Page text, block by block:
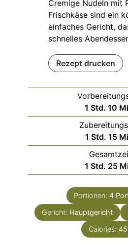
Cremige Nudeln mit
Frischkäse sind ein
einfaches Gericht,
schnelles
Rezept drucken
1 Stunde
Std. 10
1 Stunde
Std. 15
1 Stunde
Std. 25
Portionen: 4
Gericht: Hauptgericht
Calories: